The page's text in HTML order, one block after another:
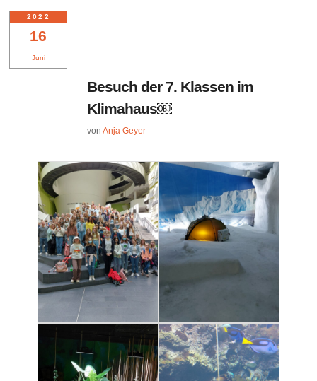
16
Juni
2022
Besuch der 7. Klassen im
Klimahaus￼
vonAnja Geyer